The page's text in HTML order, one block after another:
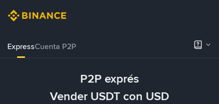
ExpressCuenta P2P
P2P exprés
Vender USDT con USD